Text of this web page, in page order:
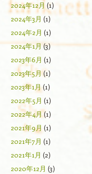
2024年12月 (1)
2024年3月 (1)
2024年2月 (1)
2024年1月 (3)
2023年6月 (1)
2023年5月 (1)
2023年1月(1)
2022年5月 (1)
2022年4月(1)
2021年9月 (1)
2021年7月 (1)
2021年1月 (2)
2020年12月 (3)